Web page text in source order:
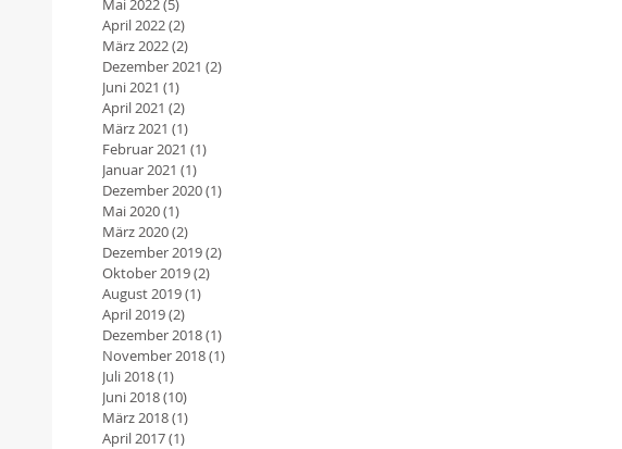
Mai 2022(5)
April 2022(2)
März 2022(2)
Dezember 2021 (2)
Juni 2021 (1)
April 2021 (2)
März 2021 (1)
Februar 2021 (1)
Januar 2021 (1)
Dezember 2020(1)
Mai 2020(1)
März 2020(2)
Dezember 2019(2)
Oktober 2019(2)
August 2019(1)
April 2019(2)
Dezember 2018(1)
November 2018(1)
Juli 2018(1)
Juni 2018(10)
März 2018(1)
April 2017(1)